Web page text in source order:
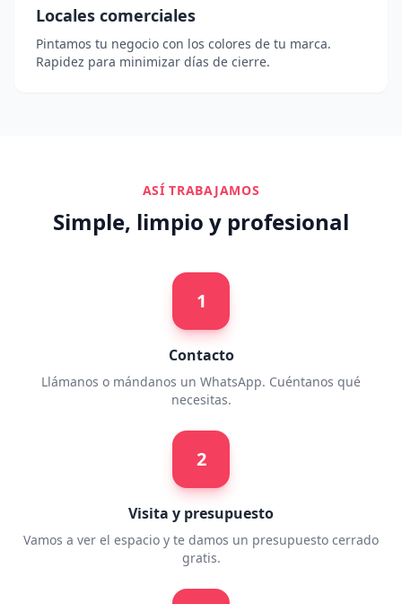
Locales comerciales
Pintamos tu negocio con los colores de tu marca.
Rapidez para minimizar días de cierre.
ASÍ TRABAJAMOS
Simple, limpio y profesional
1
Contacto
Llámanos o mándanos un WhatsApp. Cuéntanos qué
necesitas.
2
Visita y presupuesto
Vamos a ver el espacio y te damos un presupuesto cerrado
gratis.